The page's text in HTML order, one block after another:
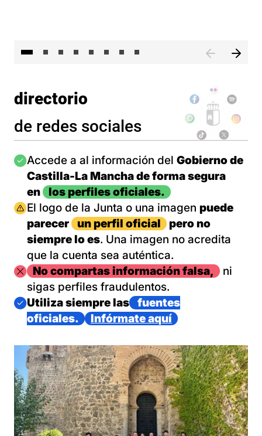
directorio
de redes sociales
Imagen
Accede a al información del Gobierno de
Castilla-La Mancha de forma segura
en
los perfiles oficiales.
Imagen
El logo de la Junta o una imagen puede
parecer
un perfil oficial
pero no
siempre lo es. Una imagen no acredita
que la cuenta sea auténtica.
ImagenNo compartas información falsa,
ni
sigas perfiles fraudulentos.
Imagen
Utiliza siempre las
fuentes
oficiales.
Infórmate aquí